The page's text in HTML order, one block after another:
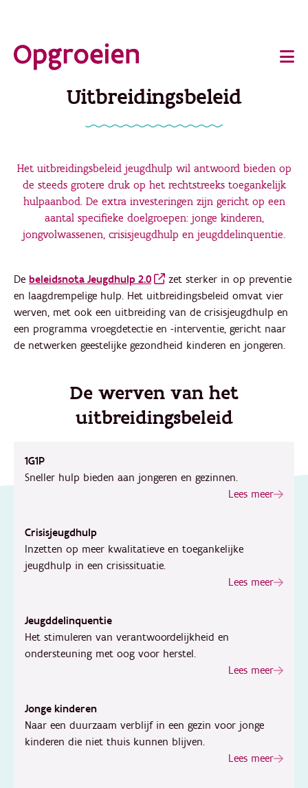
direct
Main
navigationUitbreidingsbeleid
Het uitbreidingsbeleid jeugdhulp wil antwoord bieden op
de steeds grotere druk op het rechtstreeks toegankelijk
hulpaanbod. De extra investeringen zijn gericht op een
aantal specifieke doelgroepen: jonge kinderen,
jongvolwassenen, crisisjeugdhulp en jeugddelinquentie.
De beleidsnota Jeugdhulp 2.0
zet sterker in op preventie
en laagdrempelige hulp. Het uitbreidingsbeleid omvat vier
werven, met ook een uitbreiding van de crisisjeugdhulp en
een programma vroegdetectie en -interventie, gericht naar
de netwerken geestelijke gezondheid kinderen en jongeren.
De werven van het
uitbreidingsbeleid
1G1P
Sneller hulp bieden aan jongeren en gezinnen.
Lees meer
Crisisjeugdhulp
Inzetten op meer kwalitatieve en toegankelijke
jeugdhulp in een crisissituatie.
Lees meer
Jeugddelinquentie
Het stimuleren van verantwoordelijkheid en
ondersteuning met oog voor herstel.
Lees meer
Jonge kinderen
Naar een duurzaam verblijf in een gezin voor jonge
kinderen die niet thuis kunnen blijven.
Lees meer